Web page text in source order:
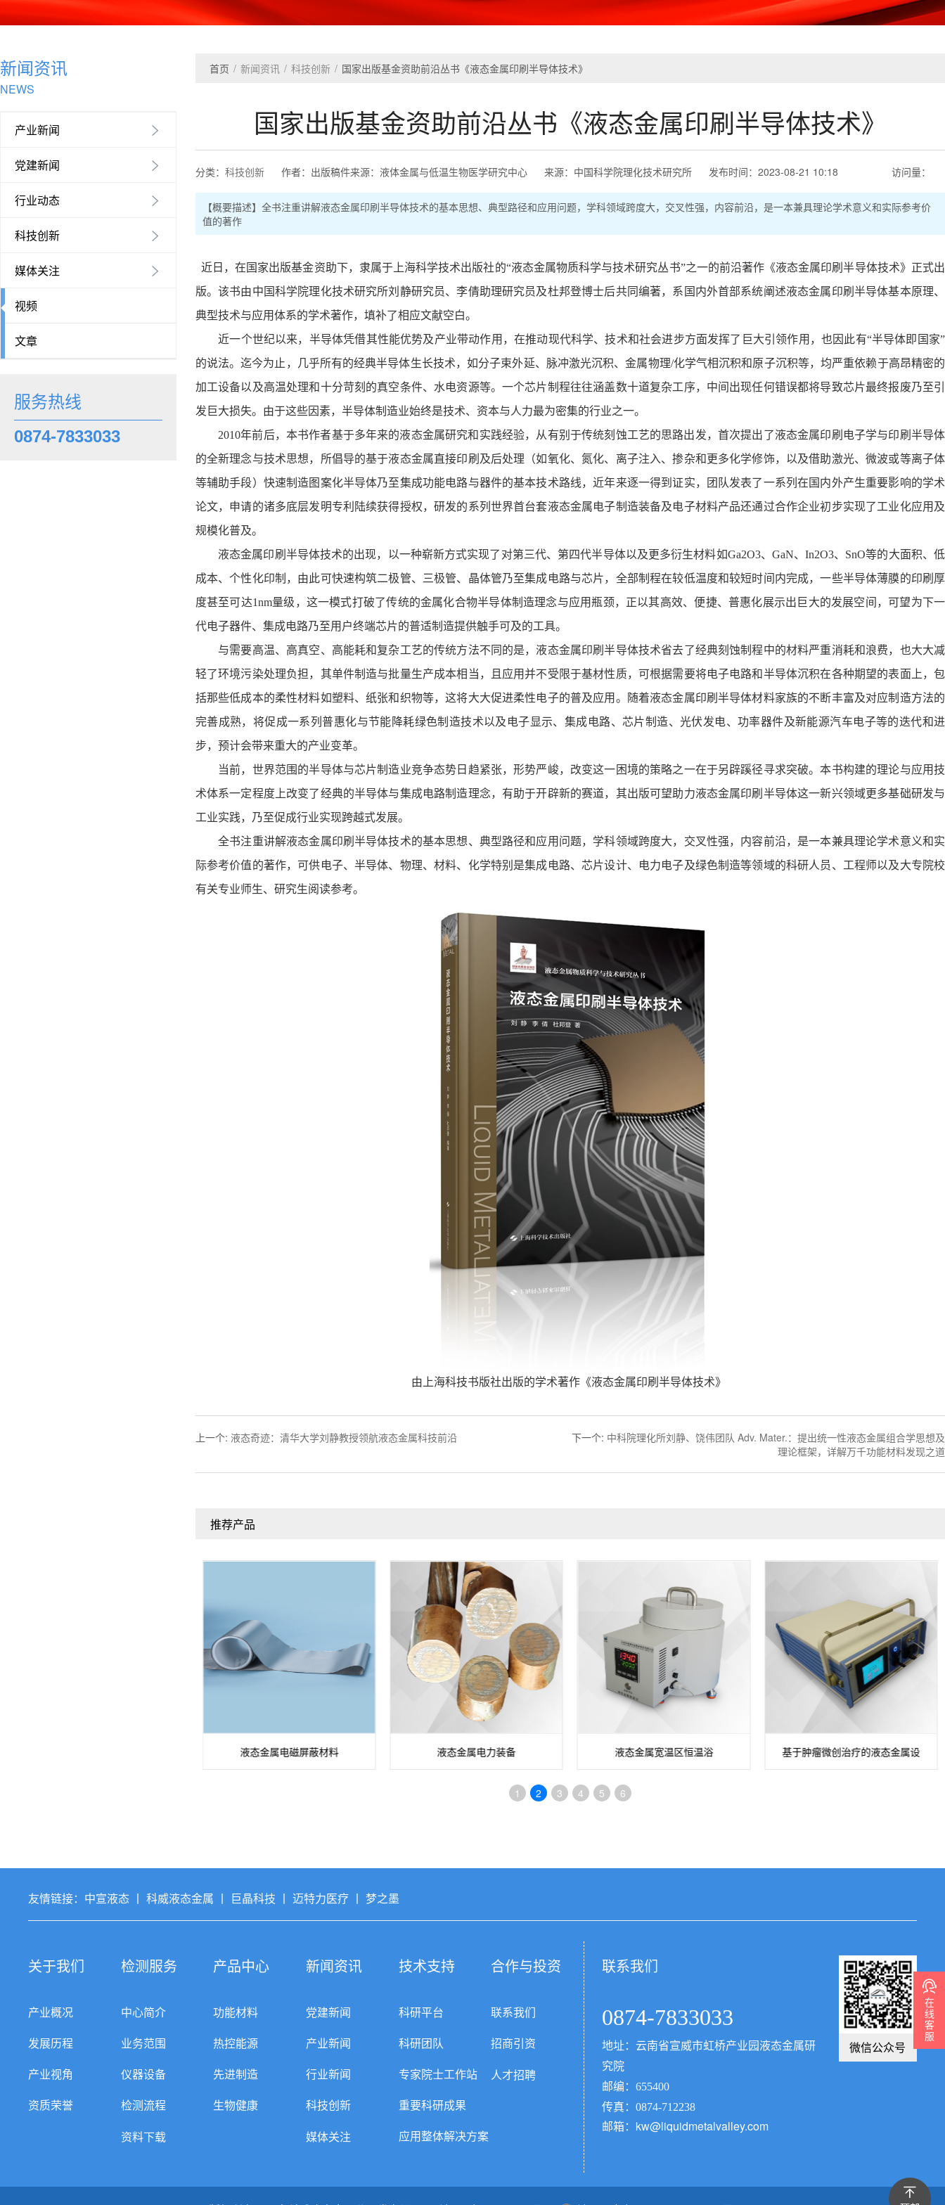
新闻资讯
NEWS
产业新闻 
党建新闻 
行业动态 
科技创新 
媒体关注 
视频
文章
服务热线
0874-7833033
首页 / 新闻资讯 / 科技创新 / 国家出版基金资助前沿丛书《液态金属印刷半导体技术》
国家出版基金资助前沿丛书《液态金属印刷半导体技术》
分类： 科技创新 作者： 出版稿件来源：液体金属与低温生物医学研究中心 来源： 中国科学院理化技术研究所 发布时间： 2023-08-21 10:18 访问量：
【概要描述】 全书注重讲解液态金属印刷半导体技术的基本思想、典型路径和应用问题，学科领域跨度大，交叉性强，内容前沿，是一本兼具理论学术意义和实际参考价
值的著作
近日，在国家出版基金资助下，隶属于上海科学技术出版社的“液态金属物质科学与技术研究丛书”之一的前沿著作《液态金属印刷半导体技术》正式出
版。该书由中国科学院理化技术研究所刘静研究员、李倩助理研究员及杜邦登博士后共同编著，系国内外首部系统阐述液态金属印刷半导体基本原理、
典型技术与应用体系的学术著作，填补了相应文献空白。
近一个世纪以来，半导体凭借其性能优势及产业带动作用，在推动现代科学、技术和社会进步方面发挥了巨大引领作用，也因此有“半导体即国家”
的说法。迄今为止，几乎所有的经典半导体生长技术，如分子束外延、脉冲激光沉积、金属物理/化学气相沉积和原子沉积等，均严重依赖于高昂精密的
加工设备以及高温处理和十分苛刻的真空条件、水电资源等。一个芯片制程往往涵盖数十道复杂工序，中间出现任何错误都将导致芯片最终报废乃至引
发巨大损失。由于这些因素，半导体制造业始终是技术、资本与人力最为密集的行业之一。
2010年前后，本书作者基于多年来的液态金属研究和实践经验，从有别于传统刻蚀工艺的思路出发，首次提出了液态金属印刷电子学与印刷半导体
的全新理念与技术思想，所倡导的基于液态金属直接印刷及后处理（如氧化、氮化、离子注入、掺杂和更多化学修饰，以及借助激光、微波或等离子体
等辅助手段）快速制造图案化半导体乃至集成功能电路与器件的基本技术路线，近年来逐一得到证实，团队发表了一系列在国内外产生重要影响的学术
论文，申请的诸多底层发明专利陆续获得授权，研发的系列世界首台套液态金属电子制造装备及电子材料产品还通过合作企业初步实现了工业化应用及
规模化普及。
液态金属印刷半导体技术的出现，以一种崭新方式实现了对第三代、第四代半导体以及更多衍生材料如Ga2O3、GaN、In2O3、SnO等的大面积、低
成本、个性化印制，由此可快速构筑二极管、三极管、晶体管乃至集成电路与芯片，全部制程在较低温度和较短时间内完成，一些半导体薄膜的印刷厚
度甚至可达1nm量级，这一模式打破了传统的金属化合物半导体制造理念与应用瓶颈，正以其高效、便捷、普惠化展示出巨大的发展空间，可望为下一
代电子器件、集成电路乃至用户终端芯片的普适制造提供触手可及的工具。
与需要高温、高真空、高能耗和复杂工艺的传统方法不同的是，液态金属印刷半导体技术省去了经典刻蚀制程中的材料严重消耗和浪费，也大大减
轻了环境污染处理负担，其单件制造与批量生产成本相当，且应用并不受限于基材性质，可根据需要将电子电路和半导体沉积在各种期望的表面上，包
括那些低成本的柔性材料如塑料、纸张和织物等，这将大大促进柔性电子的普及应用。随着液态金属印刷半导体材料家族的不断丰富及对应制造方法的
完善成熟，将促成一系列普惠化与节能降耗绿色制造技术以及电子显示、集成电路、芯片制造、光伏发电、功率器件及新能源汽车电子等的迭代和进
步，预计会带来重大的产业变革。
当前，世界范围的半导体与芯片制造业竞争态势日趋紧张，形势严峻，改变这一困境的策略之一在于另辟蹊径寻求突破。本书构建的理论与应用技
术体系一定程度上改变了经典的半导体与集成电路制造理念，有助于开辟新的赛道，其出版可望助力液态金属印刷半导体这一新兴领域更多基础研发与
工业实践，乃至促成行业实现跨越式发展。
全书注重讲解液态金属印刷半导体技术的基本思想、典型路径和应用问题，学科领域跨度大，交叉性强，内容前沿，是一本兼具理论学术意义和实
际参考价值的著作，可供电子、半导体、物理、材料、化学特别是集成电路、芯片设计、电力电子及绿色制造等领域的科研人员、工程师以及大专院校
有关专业师生、研究生阅读参考。
由上海科技书版社出版的学术著作《液态金属印刷半导体技术》
上一个: 液态奇迹：清华大学刘静教授领航液态金属科技前沿 下一个: 中科院理化所刘静、饶伟团队 Adv. Mater.：提出统一性液态金属组合学思想及
理论框架，详解万千功能材料发现之道
推荐产品
液态金属电磁屏蔽材料 液态金属电力装备 液态金属宽温区恒温浴 基于肿瘤微创治疗的液态金属设
1 2 3 4 5 6
友情链接： 中宣液态 丨科威液态金属 丨 巨晶科技 丨迈特力医疗 丨 梦之墨
关于我们
产业概况
发展历程
产业视角
资质荣誉
检测服务
中心简介
业务范围
仪器设备
检测流程
资料下载
产品中心
功能材料
热控能源
先进制造
生物健康
新闻资讯
党建新闻
产业新闻
行业新闻
科技创新
媒体关注
技术支持
科研平台
科研团队
专家院士工作站
重要科研成果
应用整体解决方案
合作与投资
联系我们
招商引资
人才招聘
联系我们
0874-7833033
地址：云南省宣威市虹桥产业园液态金属研
究院
邮编：655400
传真：0874-712238
邮箱： kw@liquidmetalvalley.com
微信公众号
在
线
客
服